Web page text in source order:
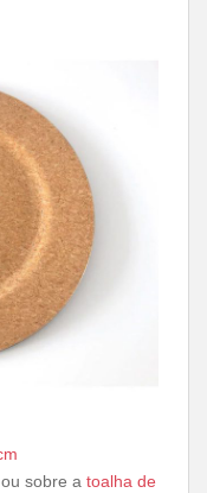
sobre a toalha de